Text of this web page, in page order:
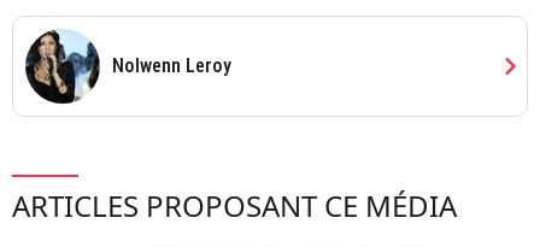
Nolwenn Leroy chevron_right
ARTICLES PROPOSANT CE MÉDIA